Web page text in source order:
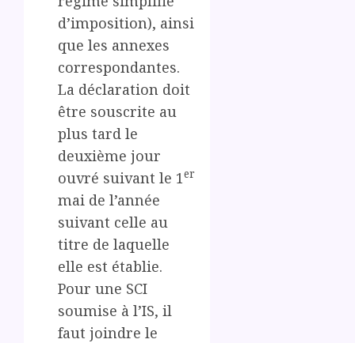
d’imposition), ainsi
que les annexes
correspondantes.
La déclaration doit
être souscrite au
plus tard le
deuxième jour
ouvré suivant le 1er
mai de l’année
suivant celle au
titre de laquelle
elle est établie.
Pour une SCI
soumise à l’IS, il
faut joindre le